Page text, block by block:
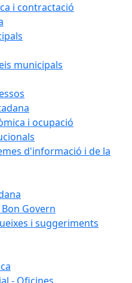
i contractació
municipals
i ocupació
d'informació i de la
Govern
i suggeriments